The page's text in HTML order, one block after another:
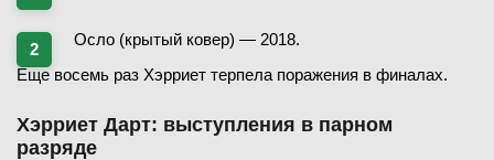
Осло (крытый ковер) — 2018.
Еще восемь раз Хэрриет терпела поражения в финалах.
Хэрриет Дарт: выступления в парном
разряде